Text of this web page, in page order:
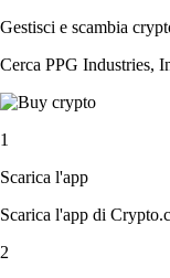
Gestisci e scambia
Cerca PPG Industries,
1
Scarica l'app
Scarica l'app di
2